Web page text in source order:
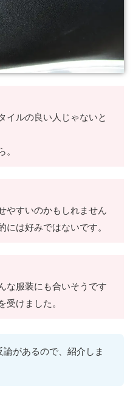
イルの良い人じゃないと
やすいのかもしれません
は好みではないです。
な服装にも合いそうです
けました。
論があるので、紹介しま